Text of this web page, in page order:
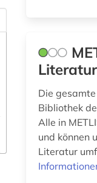
Die
Bibliothek
Alle in
und können
Literatur